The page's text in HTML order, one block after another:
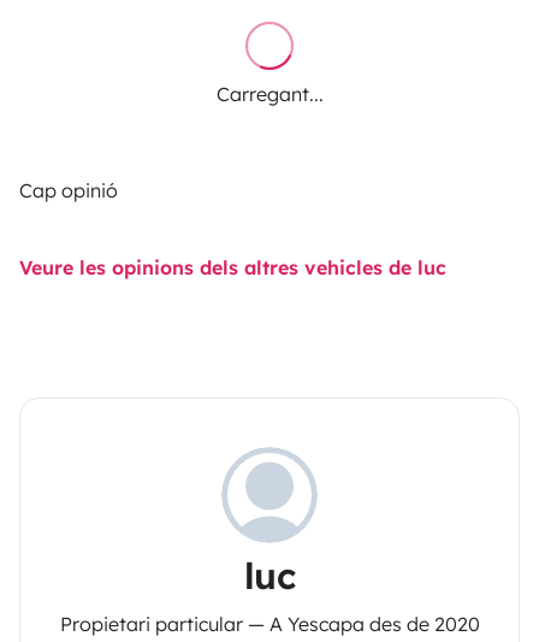
Carregant...
Cap opinió
Veure les opinions dels altres vehicles de luc
luc
Propietari particular — A Yescapa des de 2020